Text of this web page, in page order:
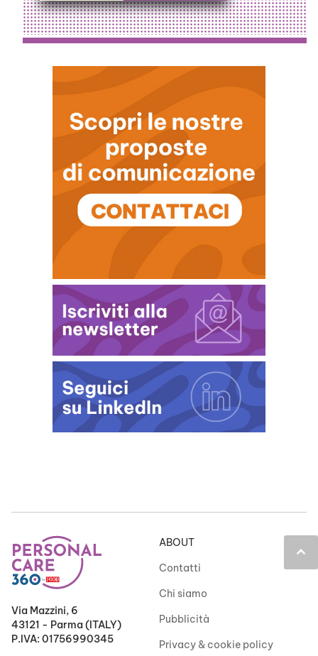
keyboard_arrow_up
Via Mazzini, 6
43121 - Parma (ITALY)
P.IVA: 01756990345
ABOUT
Contatti
Chi siamo
Pubblicità
Privacy & cookie policy